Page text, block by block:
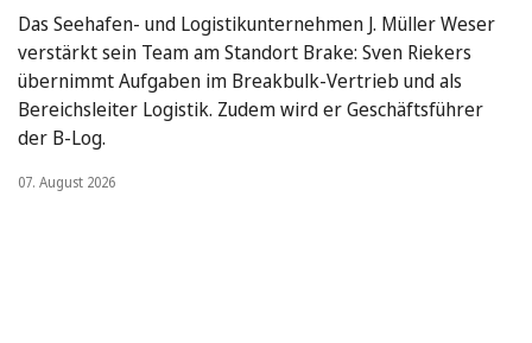
Das Seehafen- und Logistikunternehmen J. Müller Weser
verstärkt sein Team am Standort Brake: Sven Riekers
übernimmt Aufgaben im Breakbulk-Vertrieb und als
Bereichsleiter Logistik. Zudem wird er Geschäftsführer
der B-Log.
07. August 2026